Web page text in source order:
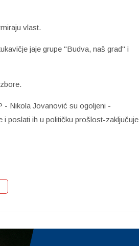
vlast.
jaje grupe "Budva, naš grad" i
- Nikola Jovanović su ogoljeni -
poslati ih u političku prošlost-zaključuje